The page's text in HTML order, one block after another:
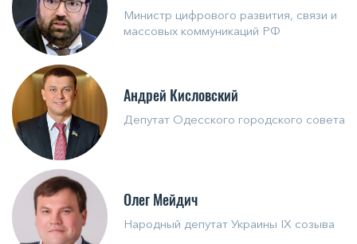
Министр цифрового развития, связи и
массовых коммуникаций РФ
Андрей Кисловский
Депутат Одесского городского совета
Олег Мейдич
Народный депутат Украины IX созыва